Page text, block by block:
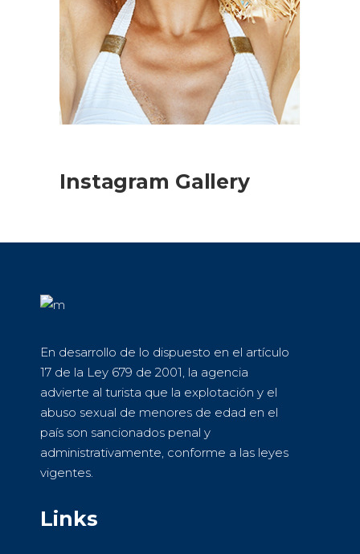
Instagram Gallery
En desarrollo de lo dispuesto en el artículo
17 de la Ley 679 de 2001, la agencia
advierte al turista que la explotación y el
abuso sexual de menores de edad en el
país son sancionados penal y
administrativamente, conforme a las leyes
vigentes.
Links